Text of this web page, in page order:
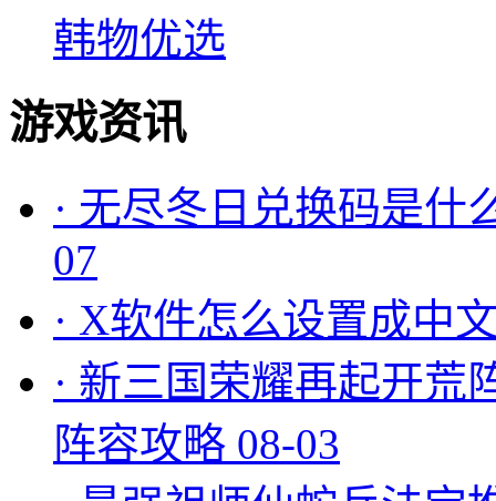
韩物优选
游戏资讯
· 无尽冬日兑换码是什
07
· X软件怎么设置成中
· 新三国荣耀再起开荒
阵容攻略 08-03